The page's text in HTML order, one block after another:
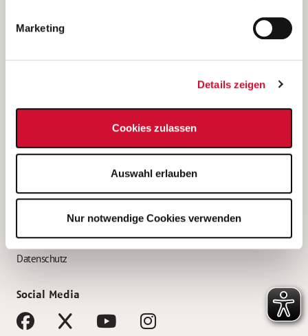
Marketing
Details zeigen
Cookies zulassen
Auswahl erlauben
Nur notwendige Cookies verwenden
Bewerbung als Altenpflegehelfer*in
Bewerbung als Erzieher*in
AWO Gliederungen nach Bundesland
Impressum
Datenschutz
Social Media